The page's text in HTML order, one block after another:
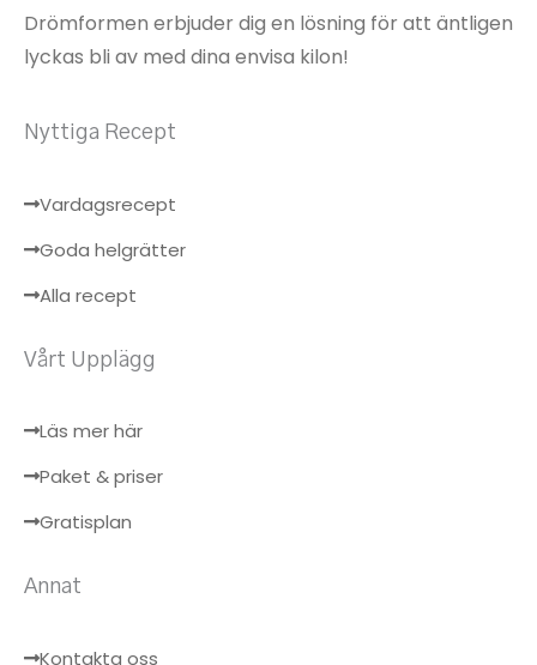
Drömformen erbjuder dig en lösning för att äntligen
lyckas bli av med dina envisa kilon!
Nyttiga Recept
Vardagsrecept
Goda helgrätter
Alla recept
Vårt Upplägg
Läs mer här
Paket & priser
Gratisplan
Annat
Kontakta oss